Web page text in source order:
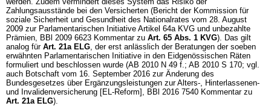
Zahlungsausstände bei den Versicherten (Bericht der Kommission für
soziale Sicherheit und Gesundheit des Nationalrates vom 28. August
2009 zur Parlamentarischen Initiative Artikel 64a KVG und unbezahlte
Prämien, BBl 2009 6623 Kommentar zu Art. 65 Abs. 1 KVG). Das gilt
analog für Art. 21a ELG, der erst anlässlich der Beratungen der soeben
erwähnten Parlamentarischen Initiative in den Eidgenössischen Räten
formuliert und beschlossen wurde (AB 2010 N 49 f.; AB 2010 S 170; vgl.
auch Botschaft vom 16. September 2016 zur Änderung des
Bundesgesetzes über Ergänzungsleistungen zur Alters-, Hinterlassenen-
und Invalidenversicherung [EL-Reform], BBl 2016 7540 Kommentar zu
Art. 21a ELG).